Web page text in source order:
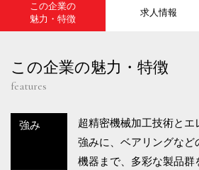
この企業の
魅力・特徴
求人情報
この企業の魅力・特徴
features
強み
超精密機械加工技術と
強みに、ベアリングな
機器まで、多彩な製品群